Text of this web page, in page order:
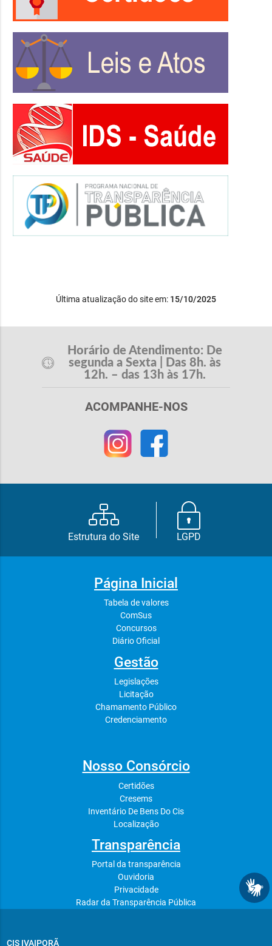
Última atualização do site em: 15/10/2025
Horário de Atendimento: De
segunda a Sexta | Das 8h. às
12h. – das 13h às 17h.
ACOMPANHE-NOS
Estrutura do Site LGPD
Página Inicial
Tabela de valores
ComSus
Concursos
Diário Oficial
Gestão
Legislações
Licitação
Chamamento Público
Credenciamento
Nosso Consórcio
Certidões
Cresems
Inventário De Bens Do Cis
Localização
Transparência
Portal da transparência
Ouvidoria
Privacidade
Radar da Transparência Pública
CIS IVAIPORÃ